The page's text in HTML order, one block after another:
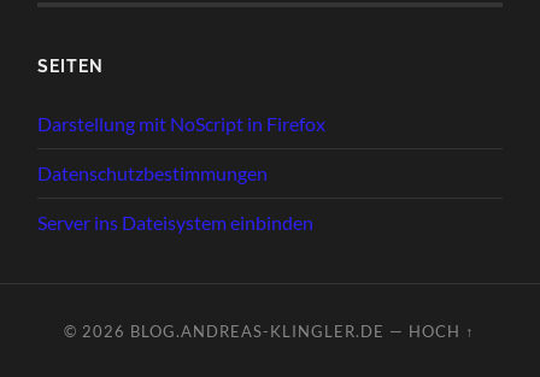
SEI­TEN
Dar­stel­lung mit NoScript in Firefox
Daten­schutz­be­stim­mun­gen
Ser­ver ins Datei­sys­tem einbinden
© 2026 BLOG.ANDREAS-KLINGLER.DE — HOCH ↑